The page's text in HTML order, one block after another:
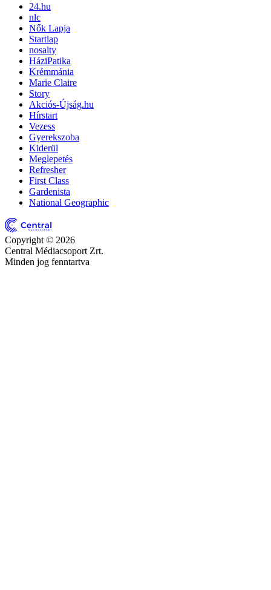
24.hu
nlc
Nők Lapja
Startlap
nosalty
HáziPatika
Krémmánia
Marie Claire
Story
Akciós-Újság.hu
Hírstart
Vezess
Gyerekszoba
Kiderül
Meglepetés
Refresher
First Class
Gardenista
National Geographic
Copyright © 2026
Central Médiacsoport Zrt.
Minden jog fenntartva